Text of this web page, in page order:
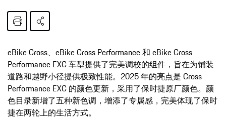
eBike Cross、eBike Cross Performance 和 eBike Cross
Performance EXC 车型提供了完美调校的组件，旨在为铺装
道路和越野小径提供极致性能。2025 年的亮点是 Cross
Performance EXC 的颜色更新，采用了保时捷原厂颜色。颜
色目录新增了五种新色调，增添了专属感，完美体现了保时
捷在两轮上的生活方式。